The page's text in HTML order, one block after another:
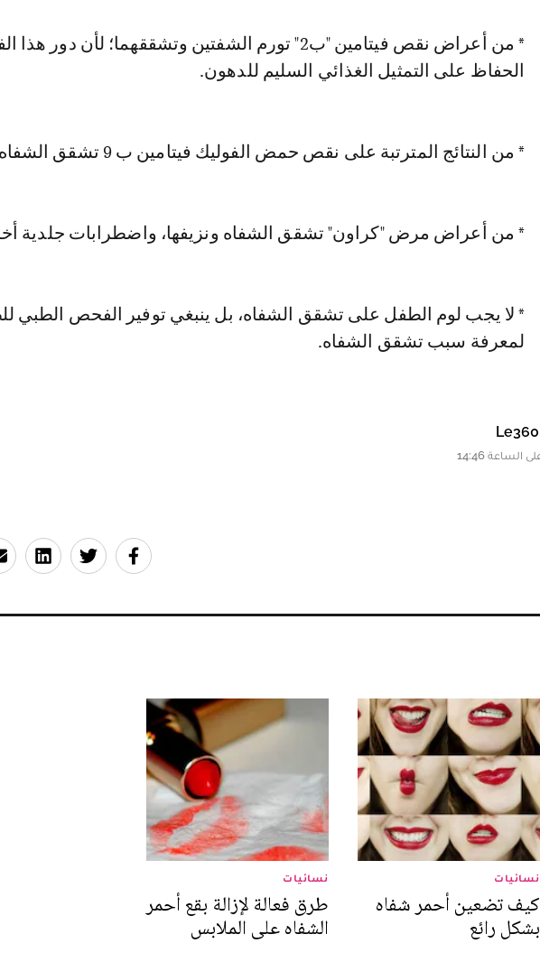
* من أعراض نقص فيتامين "ب2" تورم الشفتين وتشققهما؛ لأن دور
الحفاظ على التمثيل الغذائي السليم للدهون.
* من النتائج المترتبة على نقص حمض الفوليك فيتامين ب 9 تشقق الشفاه.
* من أعراض مرض "كراون" تشقق الشفاه ونزيفها، واضطرابات جلدية
* لا يجب لوم الطفل على تشقق الشفاه، بل ينبغي توفير الفحص الطبي
لمعرفة سبب تشقق الشفاه.
Le360
نسائيات
كيف تضعين أحمر شفاه
بشكل رائع
نسائيات
طرق فعالة لإزالة بقع أحمر
الشفاه على الملابس